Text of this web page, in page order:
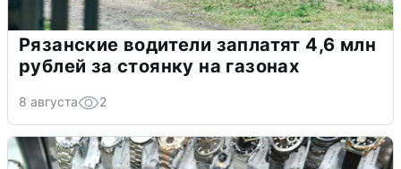
Рязанские водители заплатят 4,6 млн
рублей за стоянку на газонах
8 августа 2